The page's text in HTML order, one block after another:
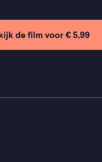
de film voor € 5,99